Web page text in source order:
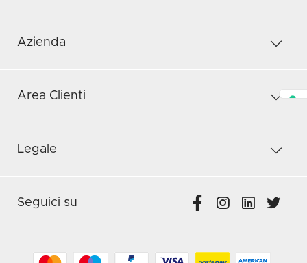
Azienda
Area Clienti
Legale
Seguici su